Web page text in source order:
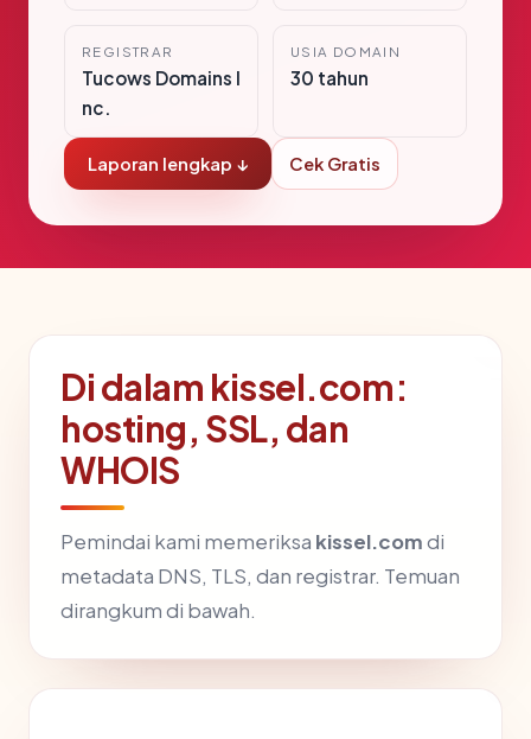
REGISTRAR
Tucows Domains I
nc.
USIA DOMAIN
30 tahun
Laporan lengkap ↓ Cek Gratis
Di dalam kissel.com:
hosting, SSL, dan
WHOIS
Pemindai kami memeriksa kissel.comdi
metadata DNS, TLS, dan registrar. Temuan
dirangkum di bawah.